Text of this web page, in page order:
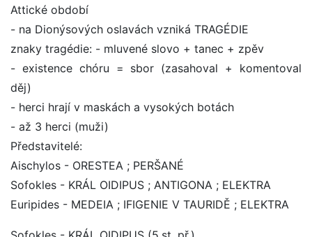
Attické období
- na Dionýsových oslavách vzniká TRAGÉDIE
znaky tragédie: - mluvené slovo + tanec + zpěv
- existence chóru = sbor (zasahoval + komentoval
děj)
- herci hrají v maskách a vysokých botách
- až 3 herci (muži)
Představitelé:
Aischylos - ORESTEA ; PERŠANÉ
Sofokles - KRÁL OIDIPUS ; ANTIGONA ; ELEKTRA
Euripides - MEDEIA ; IFIGENIE V TAURIDĚ ; ELEKTRA